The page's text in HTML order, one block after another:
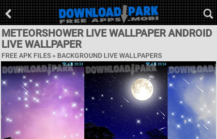
METEORSHOWER LIVE WALLPAPER ANDROID
LIVE WALLPAPER
FREE APK FILES » BACKGROUND LIVE WALLPAPERS